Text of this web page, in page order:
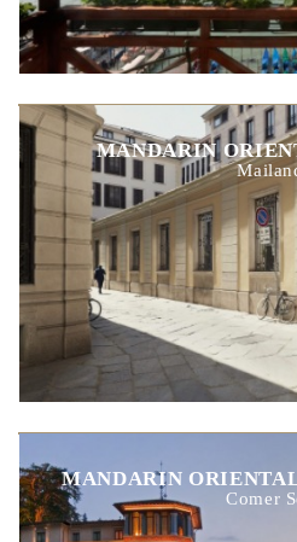
MANDARIN
MANDARIN
Comer